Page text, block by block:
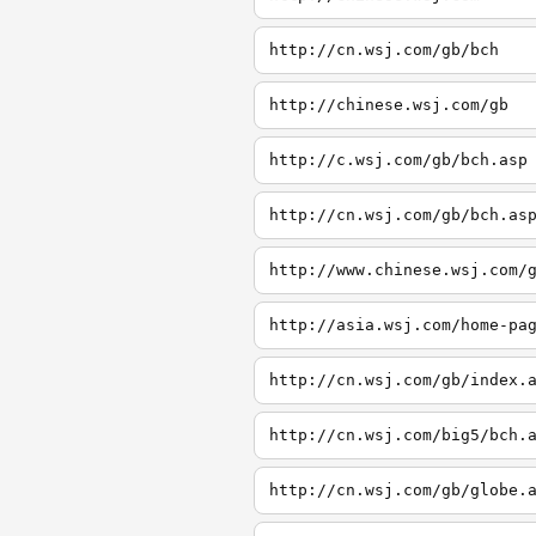
http://cn.wsj.com/gb/bch
http://chinese.wsj.com/gb
http://c.wsj.com/gb/bch.asp
http://cn.wsj.com/gb/bch.asp
http://www.chinese.wsj.com/
http://asia.wsj.com/home-
http://cn.wsj.com/gb/
http://cn.wsj.com/big5/
http://cn.wsj.com/gb/